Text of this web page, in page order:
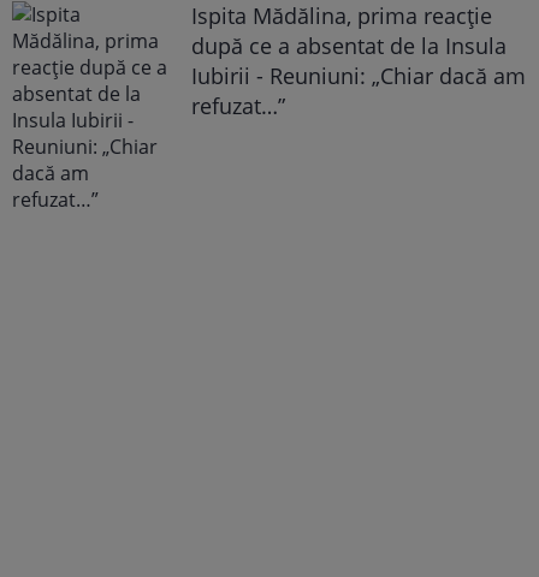
Ispita Mădălina, prima reacție
după ce a absentat de la Insula
Iubirii - Reuniuni: „Chiar dacă am
refuzat…”